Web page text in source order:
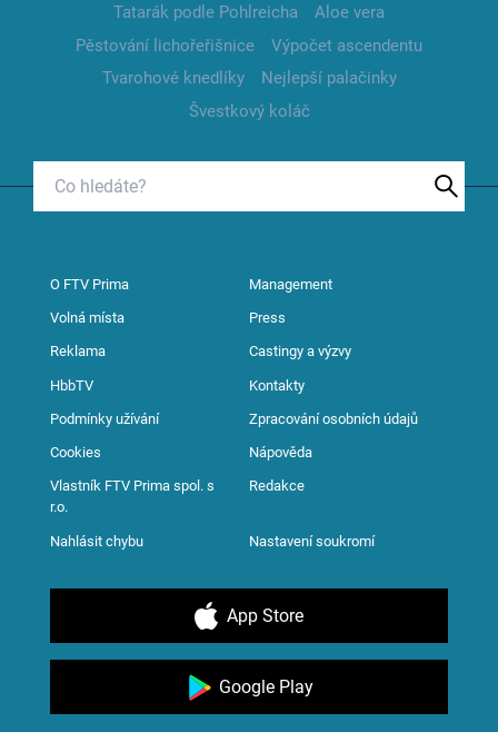
Tatarák podle Pohlreicha
Aloe vera
Pěstování lichořeřišnice
Výpočet ascendentu
Tvarohové knedlíky
Nejlepší palačinky
Švestkový koláč
O FTV Prima Management
Volná místa Press
Reklama Castingy a výzvy
HbbTV Kontakty
Podmínky užívání Zpracování osobních údajů
Cookies Nápověda
Vlastník FTV Prima spol. s
r.o.
Redakce
Nahlásit chybu Nastavení soukromí
App Store
Google Play